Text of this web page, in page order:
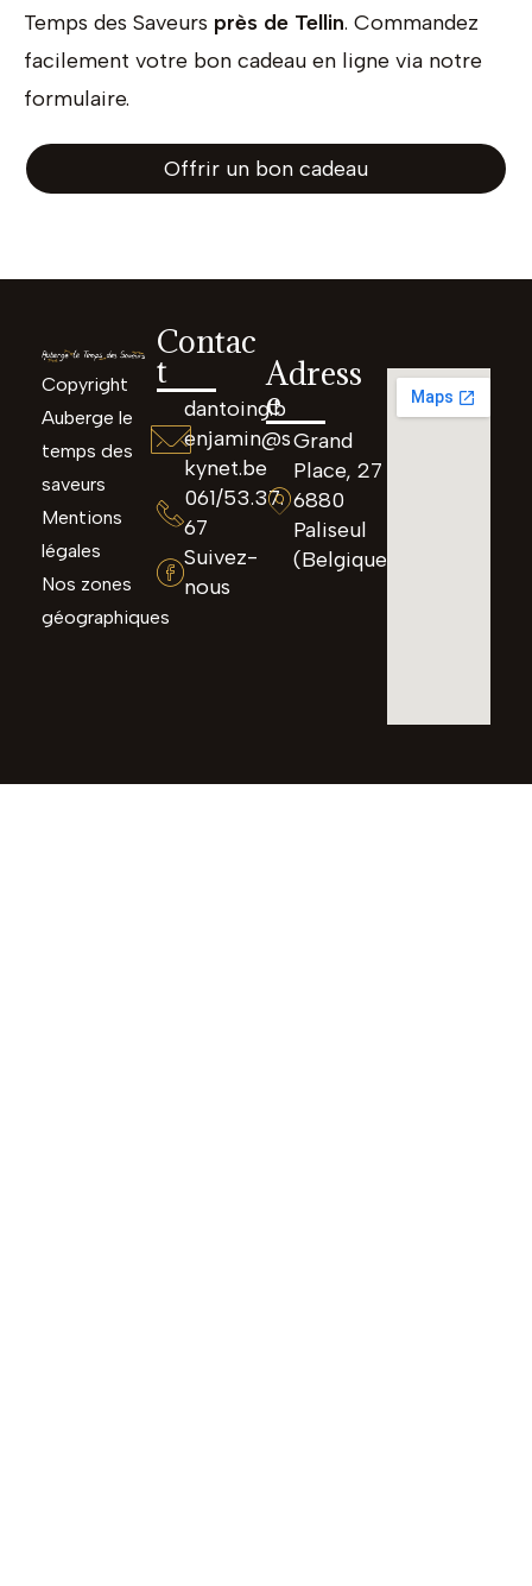
Temps des Saveurs près de Tellin. Commandez
facilement votre bon cadeau en ligne via notre
formulaire.
Offrir un bon cadeau
Copyright
Auberge le
temps des
saveurs
Mentions
légales
Nos zones
géographiques
Contac
t
dantoing.b
enjamin@s
kynet.be
061/53.37.
67
Suivez-
nous
Adress
e
Grand
Place, 27
6880
Paliseul
(Belgique)